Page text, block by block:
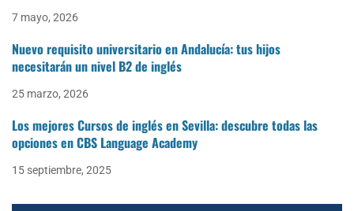
7 mayo, 2026
Nuevo requisito universitario en Andalucía: tus hijos
necesitarán un nivel B2 de inglés
25 marzo, 2026
Los mejores Cursos de inglés en Sevilla: descubre todas las
opciones en CBS Language Academy
15 septiembre, 2025